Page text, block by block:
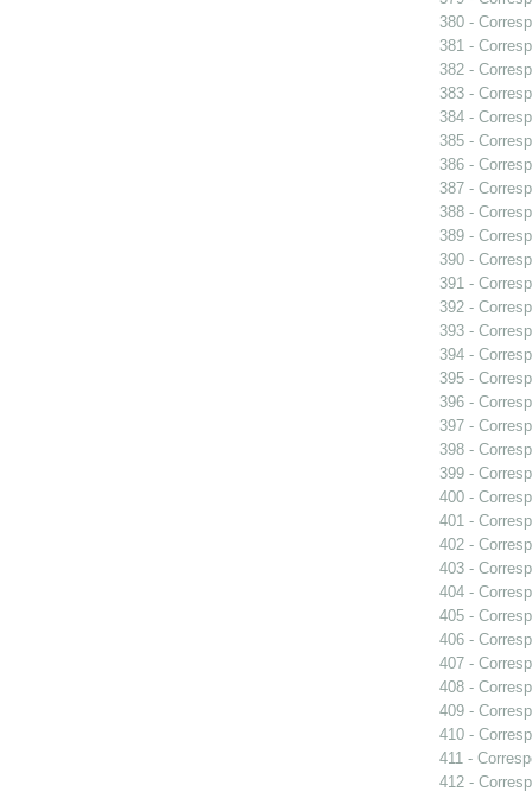
380 -
381 -
382 -
383 -
384 -
385 -
386 -
387 -
388 -
389 -
390 -
391 -
392 -
393 -
394 -
395 -
396 -
397 -
398 -
399 -
400 -
401 -
402 -
403 -
404 -
405 -
406 -
407 -
408 -
409 -
410 -
411 -
412 -